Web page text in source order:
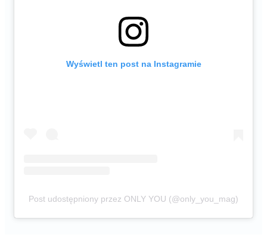
Wyświetl ten post na Instagramie
Post udostępniony przez ONLY YOU (@only_you_mag)